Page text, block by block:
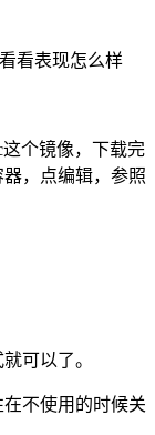
看表现怎么样
这个镜像，下载完
，点编辑，参照
可以了。
不使用的时候关